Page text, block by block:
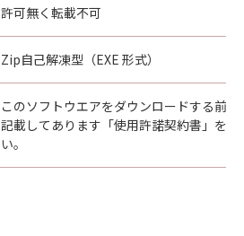
許可無く転載不可
Zip自己解凍型（EXE 形式）
このソフトウエアをダウンロードする前
記載してあります「使用許諾契約書」を
い。